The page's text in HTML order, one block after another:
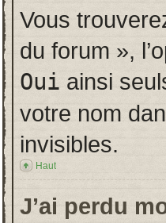
Vous
du forum »,
Oui ainsi
votre nom
invisibles.
Haut
J’ai perdu